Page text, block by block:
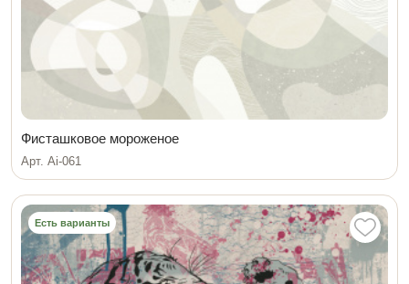
Фисташковое мороженое
Арт. Ai-061
Есть варианты